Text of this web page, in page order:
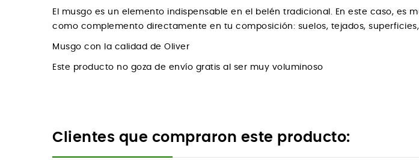
El musgo es un elemento indispensable en el belén tradicional. En este caso, es
como complemento directamente en tu composición: suelos, tejados, superficies,
Musgo con la calidad de Oliver
Este producto no goza de envío gratis al ser muy voluminoso
Clientes que compraron este producto: